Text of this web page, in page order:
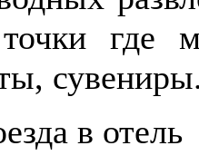
где
в отель